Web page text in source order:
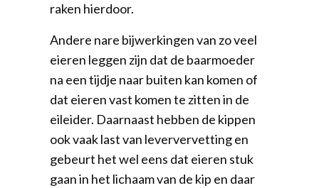
raken hierdoor.
Andere nare bijwerkingen van zo veel
eieren leggen zijn dat de baarmoeder
na een tijdje naar buiten kan komen of
dat eieren vast komen te zitten in de
eileider. Daarnaast hebben de kippen
ook vaak last van leververvetting en
gebeurt het wel eens dat eieren stuk
gaan in het lichaam van de kip en daar